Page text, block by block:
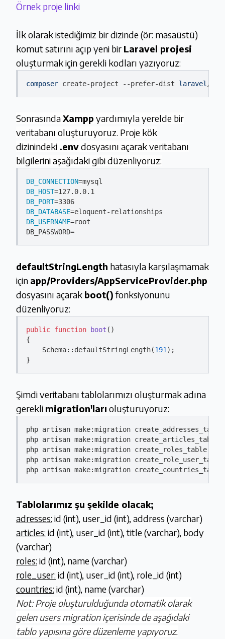
Örnek proje linki
İlk olarak istediğimiz bir dizinde (ör: masaüstü)
komut satırını açıp yeni bir Laravel projesi
oluşturmak için gerekli kodları yazıyoruz:
composer create-project --prefer-dist laravel /
SonrasındaXampp yardımıyla yerelde bir
veritabanı oluşturuyoruz. Proje kök
dizinindeki .envdosyasını açarak veritabanı
bilgilerini aşağıdaki gibi düzenliyoruz:
DB_CONNECTION
DB_HOST
DB_PORT
DB_DATABASE
DB_USERNAME=root
defaultStringLength hatasıyla karşılaşmamak
için app/Providers/AppServiceProvider.php
dosyasını açarak boot()fonksiyonunu
düzenliyoruz:
public function boot (
{
Schema::defaultStringLength(191 );
Şimdi veritabanı tablolarımızı oluşturmak adına
gerekli migration'ları oluşturuyoruz:
php artisan make:migration create_addresses_table
php artisan make:migration create_articles_table
php artisan make:migration create_roles_table
php artisan make:migration create_role_user_table
php artisan make
Tablolarımız şu şekilde olacak;
adresses: id (int), user_id (int), address (varchar)
articles: id (int), user_id (int), title (varchar), body
(varchar)
roles: id (int), name (varchar)
role_user: id (int), user_id (int), role_id (int)
countries: id (int), name (varchar)
Not: Proje oluşturulduğunda otomatik olarak
gelen users migration içerisinde de aşağıdaki
tablo yapısına göre düzenleme yapıyoruz.